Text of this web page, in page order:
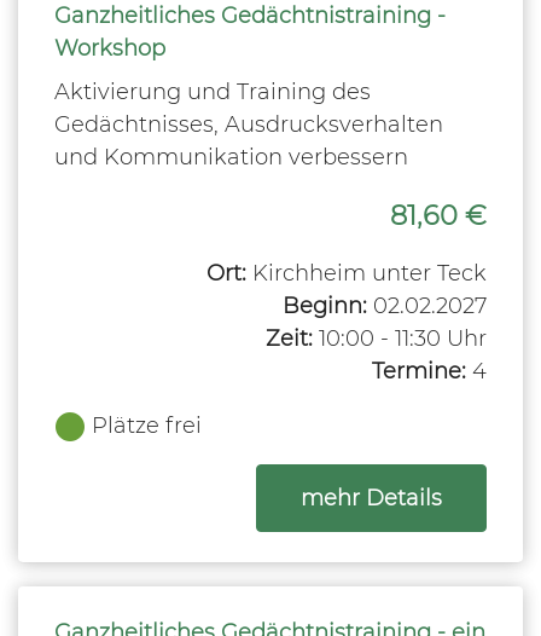
Ganzheitliches Gedächtnistraining -
Workshop
Aktivierung und Training des
Gedächtnisses, Ausdrucksverhalten
und Kommunikation verbessern
81,60 €
Ort: Kirchheim unter Teck
Beginn: 02.02.2027
Zeit: 10:00 - 11:30 Uhr
Termine: 4
Plätze frei
mehr Detailszum